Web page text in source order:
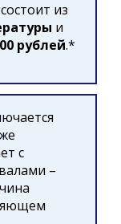
из
и
рублей.*
с
–